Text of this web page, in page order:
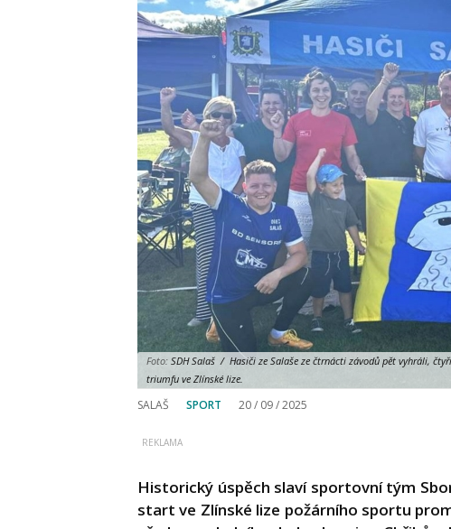
Foto: SDH Salaš / Hasiči ze Salaše ze čtrnácti závodů pět vyhráli,
triumfu ve Zlínské lize.
SALAŠ SPORT 20 / 09 / 2025
Historický úspěch slaví sportovní tým
start ve Zlínské lize požárního sportu